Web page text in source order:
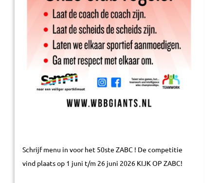
Schrijf menu in voor het 50ste ZABC ! De competitie
vind plaats op 1 juni t/m 26 juni 2026 KIJK OP ZABC!